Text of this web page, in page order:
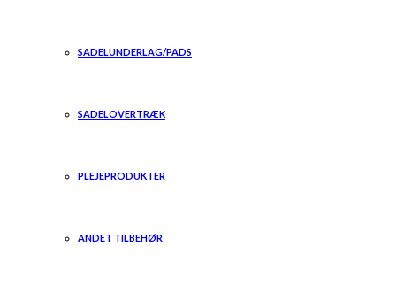
SADELUNDERLAG/PADS
SADELOVERTRÆK
PLEJEPRODUKTER
ANDET TILBEHØR